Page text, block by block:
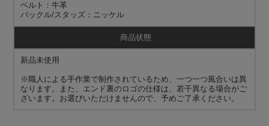
ベルト：牛革
バックル/スタッズ：ニッケル
商品状態
新品未使用
※職人による手作業で制作されているため、一つ一つ風合いは異
なります。また、エンド裏のロゴの仕様は、若干異なる場合がご
ざいます。お選びいただけませんので、予めご了承ください。